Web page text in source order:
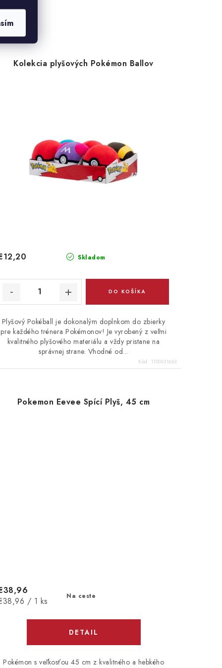
Kolekcia plyšových Pokémon Ballov
Skladom
DO KOŠÍKA
Plyšový Pokéball je dokonalým doplnkom do zbierky
pre každého trénera Pokémonov! Je vyrobený z veľmi
kvalitného plyšového materiálu a vždy pristane na
správnej strane. Vhodné od...
Kód: 1100031663
Pokemon Eevee Spící Plyš, 45 cm
Na ceste
/ 1 ks
DETAIL
Pokémon s veľkosťou 45 cm z kvalitného a hebkého